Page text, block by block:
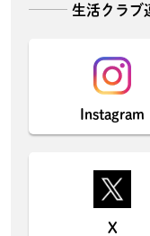
生活クラブ
Instagram
X